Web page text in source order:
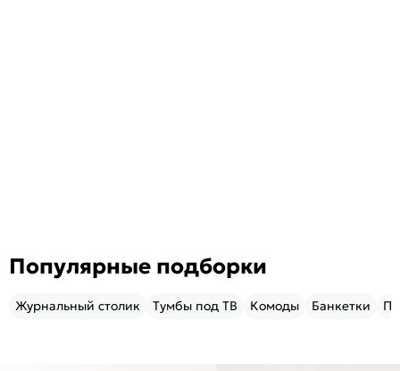
Популярные подборки
Журнальный столик Тумбы под ТВ Комоды Банкетки